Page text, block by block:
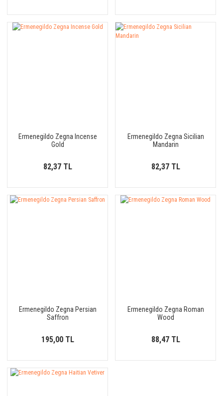
Ermenegildo Zegna Incense
Gold
82,37 TL
Ermenegildo Zegna Sicilian
Mandarin
82,37 TL
Ermenegildo Zegna Persian
Saffron
195,00 TL
Ermenegildo Zegna Roman
Wood
88,47 TL